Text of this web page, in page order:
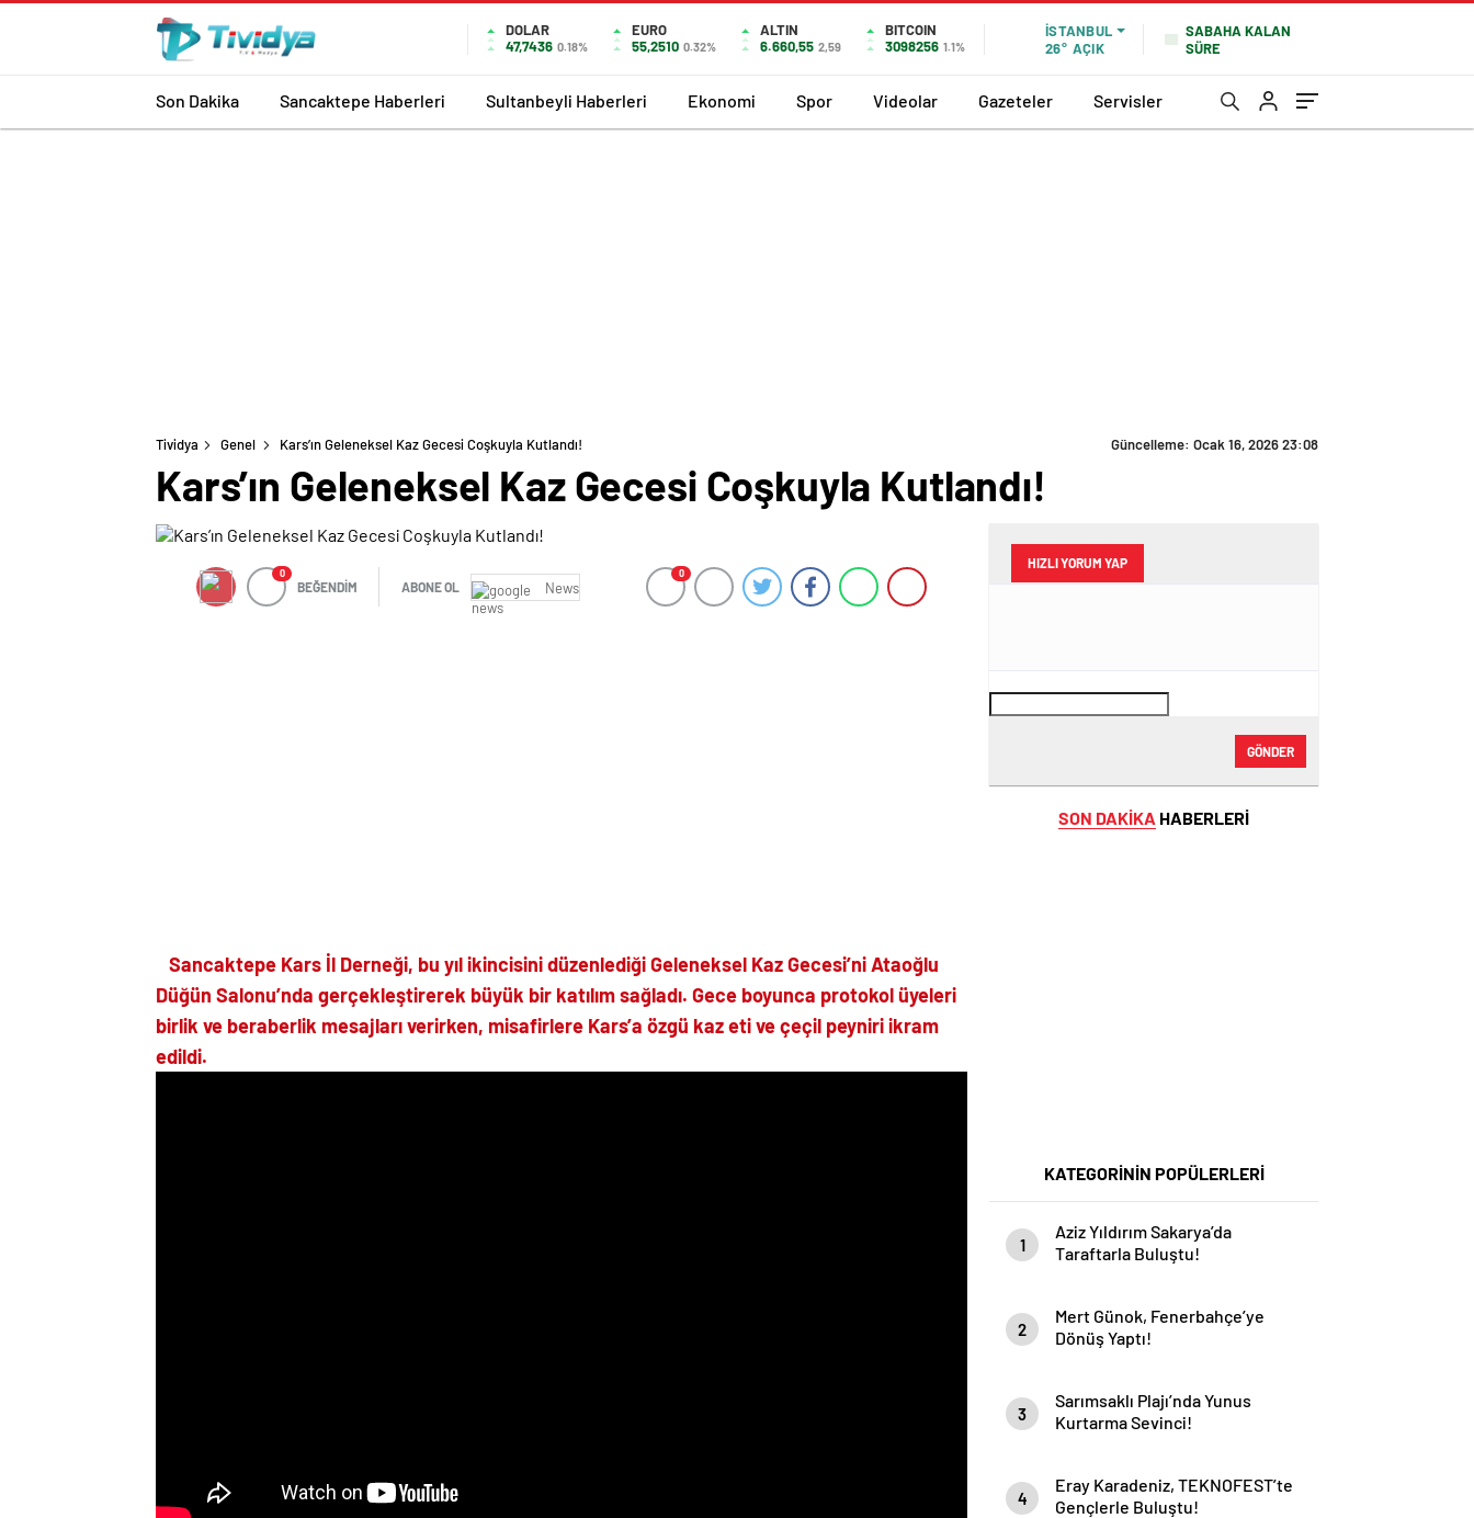
evden
DOLAR
47,7436 0.18%
EURO
55,2510 0.32%
ALTIN
6.660,55 2,59
BITCOIN
3098256 1.1%
İSTANBUL
26° AÇIK
SABAHA KALAN
SÜRE
Son Dakika Sancaktepe Haberleri Sultanbeyli Haberleri Ekonomi Spor Videolar Gazeteler Servisler
Tividya Genel Kars’ın Geleneksel Kaz Gecesi Coşkuyla Kutlandı! Güncelleme: Ocak 16, 2026 23:08
Kars’ın Geleneksel Kaz Gecesi Coşkuyla Kutlandı!
0
BEĞENDİM ABONE OL News
0
Sancaktepe Kars İl Derneği, bu yıl ikincisini düzenlediği Geleneksel Kaz Gecesi’ni Ataoğlu
Düğün Salonu’nda gerçekleştirerek büyük bir katılım sağladı. Gece boyunca protokol üyeleri
birlik ve beraberlik mesajları verirken, misafirlere Kars’a özgü kaz eti ve çeçil peyniri ikram
edildi.
HIZLI YORUM YAP
GÖNDER
SON DAKİKA HABERLERİ
KATEGORİNİN POPÜLERLERİ
1
Aziz Yıldırım Sakarya’da
Taraftarla Buluştu!
2
Mert Günok, Fenerbahçe’ye
Dönüş Yaptı!
3
Sarımsaklı Plajı’nda Yunus
Kurtarma Sevinci!
4
Eray Karadeniz, TEKNOFEST’te
Gençlerle Buluştu!